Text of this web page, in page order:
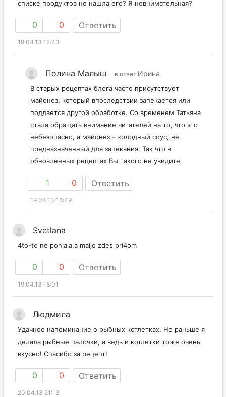
списке продуктов не нашла его? Я невнимательная?
0 0 Ответить
19.04.13 12:43
Полина Малыш в ответ Ирина
В старых рецептах блога часто присутствует
майонез, который впоследствии запекается или
поддается другой обработке. Со временем Татьяна
стала обращать внимание читателей на то, что это
небезопасно, а майонез – холодный соус, не
предназначенный для запекания. Так что в
обновленных рецептах Вы такого не увидите.
1 0 Ответить
19.04.13 16:49
Svetlana
4to-to ne poniala,a maijo zdes pri4om
0 0 Ответить
19.04.13 18:01
Людмила
Удачное напоминание о рыбных котлетках. Но раньше я
делала рыбные палочки, а ведь и котлетки тоже очень
вкусно! Спасибо за рецепт!
0 0 Ответить
20.04.13 21:13